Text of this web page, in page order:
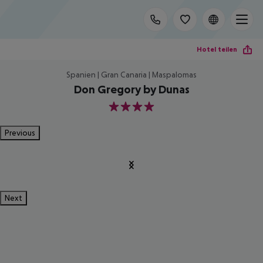
Hotel teilen
Spanien | Gran Canaria | Maspalomas
Don Gregory by Dunas
4
Previous
Next